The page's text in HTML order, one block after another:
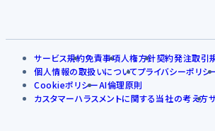
サービス規約免責事項人権方針契約発注取引
個人情報の取扱いについてプライバシーポリシ
CookieポリシーAI倫理原則
カスタマーハラスメントに関する当社の考え方